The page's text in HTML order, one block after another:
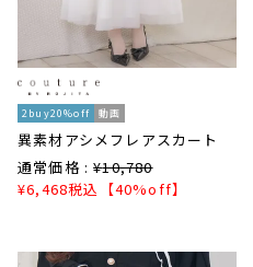
2buy20%off 動画
異素材アシメフレアスカート
通常価格 : ¥10,780
¥6,468税込 【40%off】